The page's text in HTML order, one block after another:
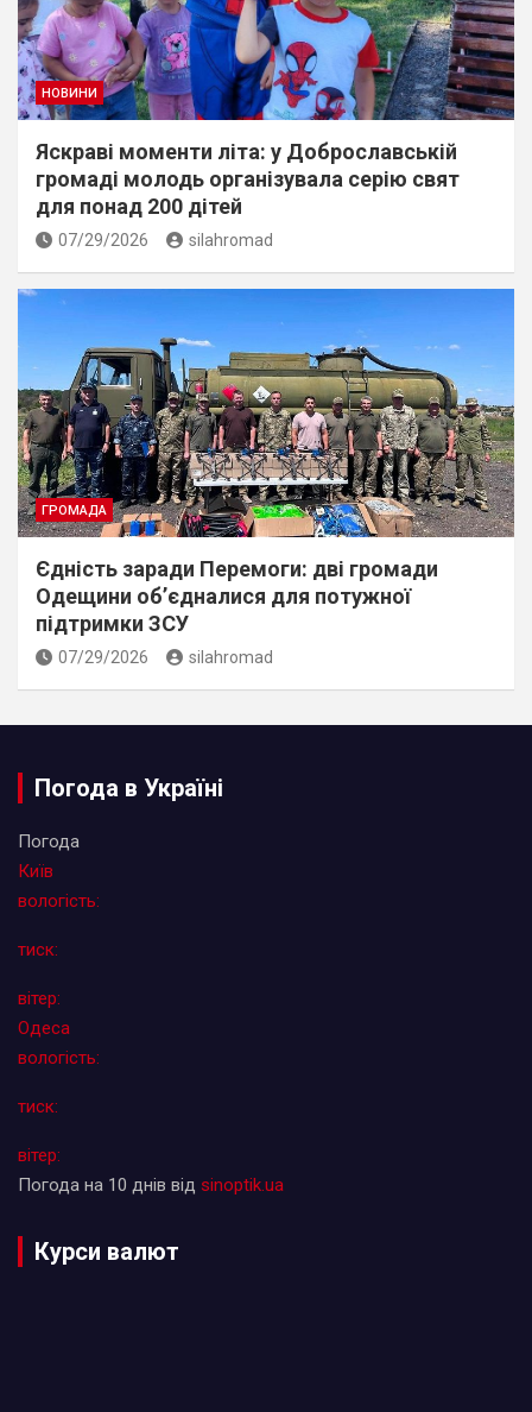
НОВИНИ
Яскраві моменти літа: у Доброславській
громаді молодь організувала серію свят
для понад 200 дітей
07/29/2026 silahromad
ГРОМАДА
Єдність заради Перемоги: дві громади
Одещини об’єдналися для потужної
підтримки ЗСУ
07/29/2026 silahromad
Погода в Україні
Погода
Київ
вологість:
тиск:
вітер:
Одеса
вологість:
тиск:
вітер:
Погода на 10 днів від sinoptik.ua
Курси валют